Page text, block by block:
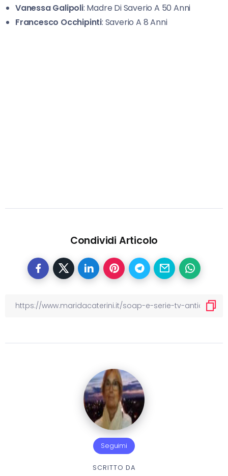
Vanessa Galipoli: Madre Di Saverio A 50 Anni
Francesco Occhipinti: Saverio A 8 Anni
Condividi Articolo
Seguimi
SCRITTO DA